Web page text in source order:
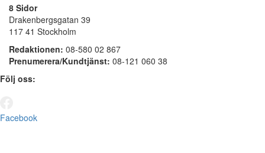
8 Sidor
Drakenbergsgatan 39
117 41 Stockholm
Redaktionen: 08-580 02 867
Prenumerera/Kundtjänst: 08-121 060 38
Följ oss:
Facebook